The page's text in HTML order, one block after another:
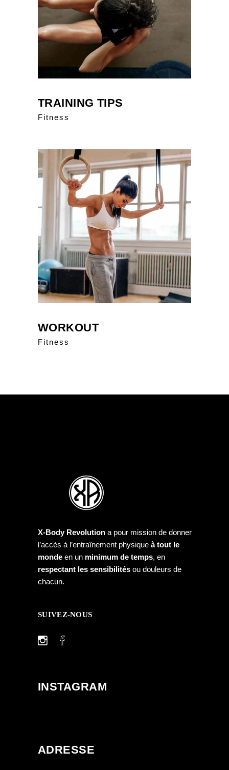
TRAINING TIPS
Fitness
WORKOUT
Fitness
X-Body Revolution a pour mission de donner
l’accès à l’entraînement physique à tout le
monde en un minimum de temps, en
respectant les sensibilités ou douleurs de
chacun.
SUIVEZ-NOUS
INSTAGRAM
ADRESSE